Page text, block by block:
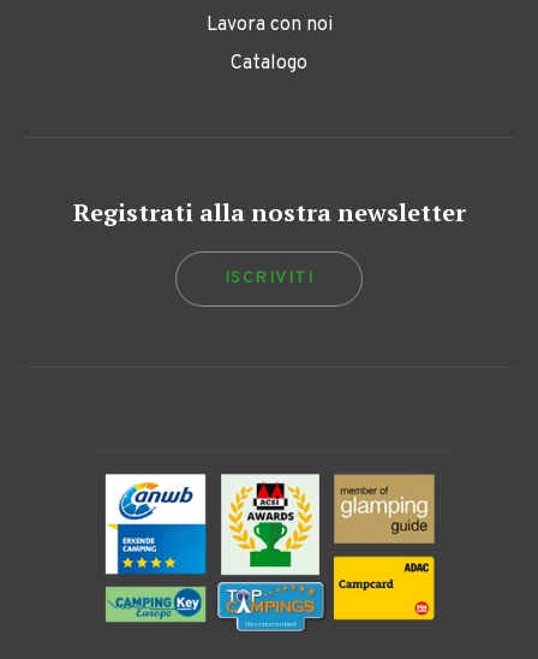
Lavora con noi
Catalogo
Registrati alla nostra newsletter
ISCRIVITI